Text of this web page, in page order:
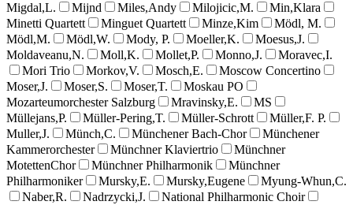
Migdal,L.
Mijnd Miles,Andy Milojicic,M.
Min,Klara
Minetti Quartett
Minguet Quartett Minze,Kim
Mödl, M.
Mödl,M.
Mödl,W. Mody, P. Moeller,K.
Moesus,J.
Moldaveanu,N.
Moll,K. Mollet,P. Monno,J.
Moravec,I.
Mori Trio
Morkov,V. Mosch,E.
Moscow Concertino
Moser,J.
Moser,S. Moser,T.
Moskau PO
Mozarteumorchester Salzburg
Mravinsky,E.
MS
Müllejans,P.
Müller-Pering,T. Müller-Schrott
Müller,F. P.
Muller,J.
Münch,C. Münchener Bach-Chor
Münchener
Kammerorchester
Münchner Klaviertrio
Münchner
MotettenChor
Münchner Philharmonik
Münchner
Philharmoniker
Mursky,E. Mursky,Eugene
Myung-Whun,C.
Naber,R.
Nadrzycki,J.
National Philharmonic Choir